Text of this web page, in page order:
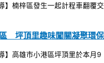
】楠梓區發生一起計程車翻覆
坪頂里趣味闖關凝聚環
】高雄市小港區坪頂里於本月9